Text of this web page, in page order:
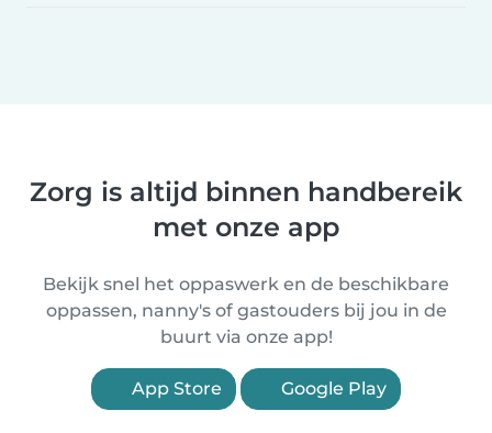
Zorg is altijd binnen handbereik
met onze app
Bekijk snel het oppaswerk en de beschikbare
oppassen, nanny's of gastouders bij jou in de
buurt via onze app!
App Store Google Play